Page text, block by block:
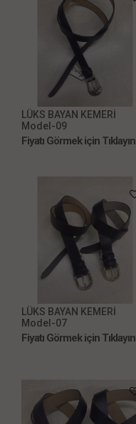
LÜKS BAYAN KEMERİ
Model-09
Fiyatı Görmek için Tıklayın
LÜKS BAYAN KEMERİ
Model-07
Fiyatı Görmek için Tıklayın